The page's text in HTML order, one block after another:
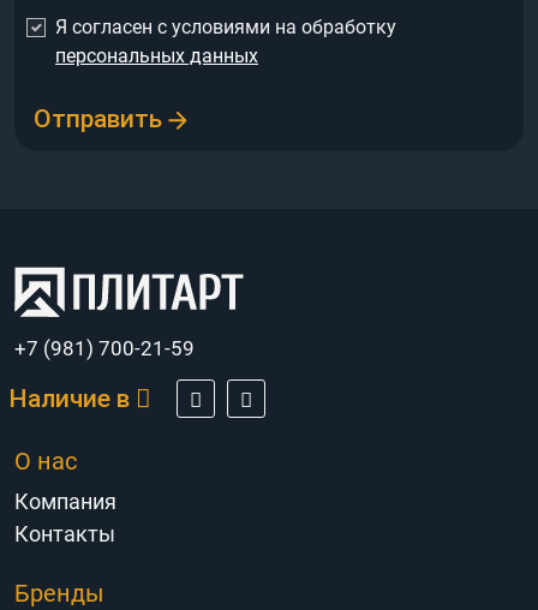
Я согласен с условиями на обработку
персональных данных
Отправить
+7 (981) 700-21-59
Наличие в
О нас
Компания
Контакты
Бренды